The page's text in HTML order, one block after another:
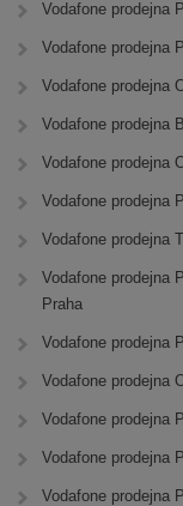
Vodafone prodejna
Vodafone prodejna
Vodafone prodejna
Vodafone prodejna
Vodafone prodejna
Vodafone prodejna
Vodafone prodejna
Vodafone prodejna
Praha
Vodafone prodejna
Vodafone prodejna
Vodafone prodejna
Vodafone prodejna
Vodafone prodejna